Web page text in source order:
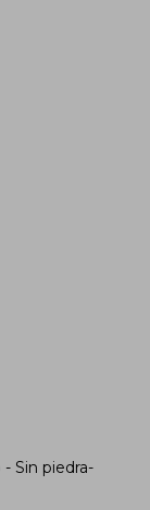
Sin piedra-